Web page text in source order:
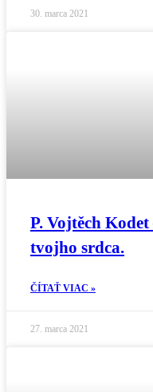
30. marca 2021
P. Vojtěch
tvojho srdca.
ČÍTAŤ VIAC »
27. marca 2021